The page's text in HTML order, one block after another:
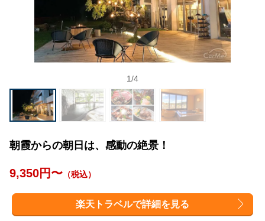
1/4
朝霞からの朝日は、感動の絶景！
9,350円〜 （税込）
楽天トラベルで詳細を見る